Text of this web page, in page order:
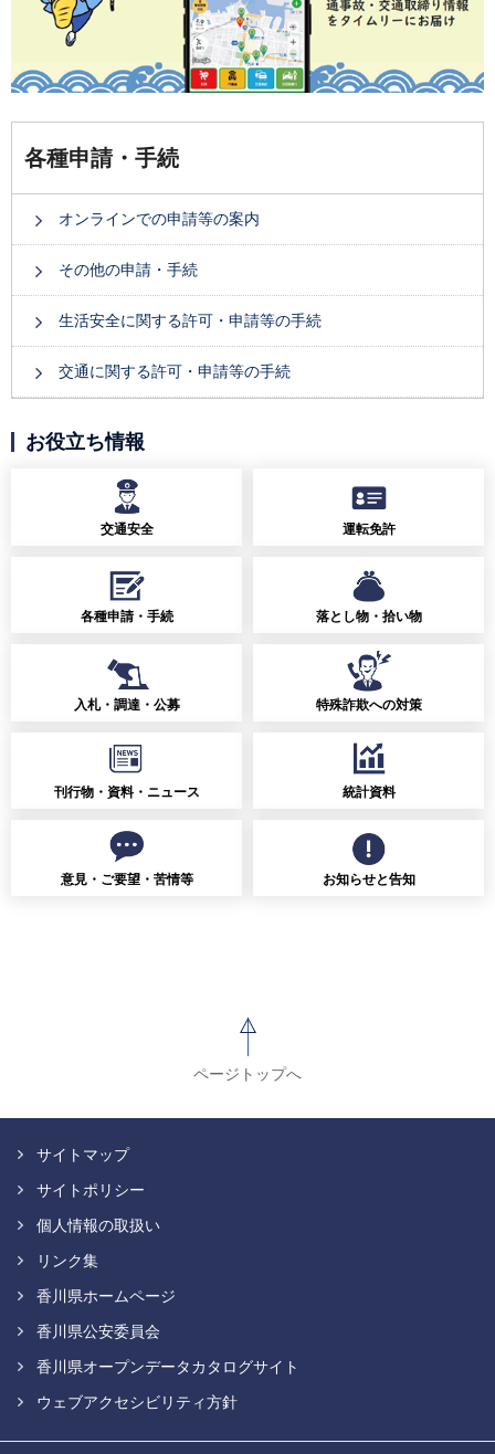
各種申請・手続
オンラインでの申請等の案内
その他の申請・手続
生活安全に関する許可・申請等の手続
交通に関する許可・申請等の手続
お役立ち情報
交通安全 運転免許
各種申請・手続 落とし物・拾い物
入札・調達・公募 特殊詐欺への対策
刊行物・資料・ニュース 統計資料
意見・ご要望・苦情等 お知らせと告知
ページトップへ
サイトマップ
サイトポリシー
個人情報の取扱い
リンク集
香川県ホームページ
香川県公安委員会
香川県オープンデータカタログサイト
ウェブアクセシビリティ方針